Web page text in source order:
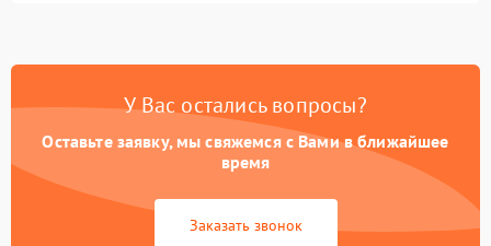
Образование конденсата
1800 ₽ Подробнее →
Сбой в работе инвертора
У Вас остались вопросы?
Оставьте заявку, мы свяжемся с Вами в ближайшее
время
Заказать звонок